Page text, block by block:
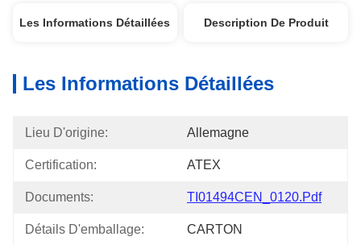
Les Informations Détaillées Description De Produit
Les Informations Détaillées
Lieu D'origine: Allemagne
Certification: ATEX
Documents: TI01494CEN_0120.pdf
Détails D'emballage: CARTON